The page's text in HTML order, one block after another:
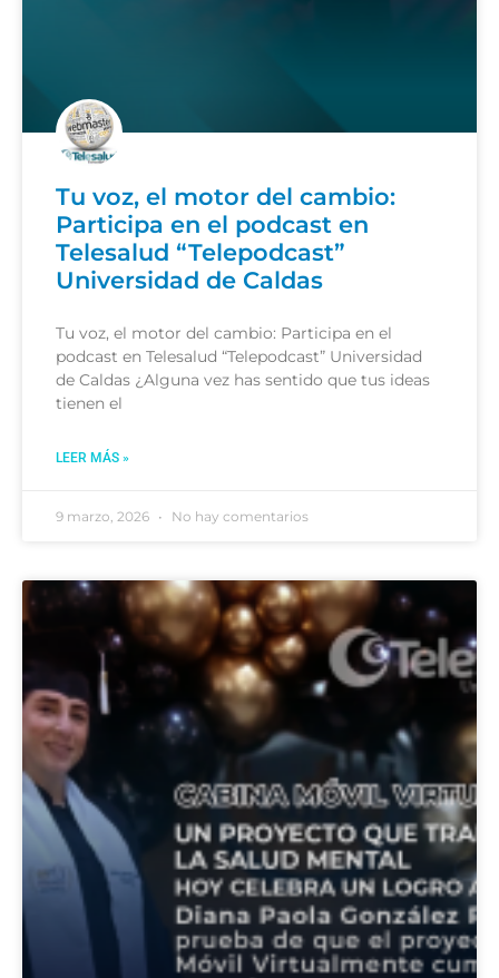
Tu voz, el motor del cambio:
Participa en el podcast en
Telesalud “Telepodcast”
Universidad de Caldas
Tu voz, el motor del cambio: Participa en el
podcast en Telesalud “Telepodcast” Universidad
de Caldas ¿Alguna vez has sentido que tus ideas
tienen el
LEER MÁS »
9 marzo, 2026 No hay comentarios